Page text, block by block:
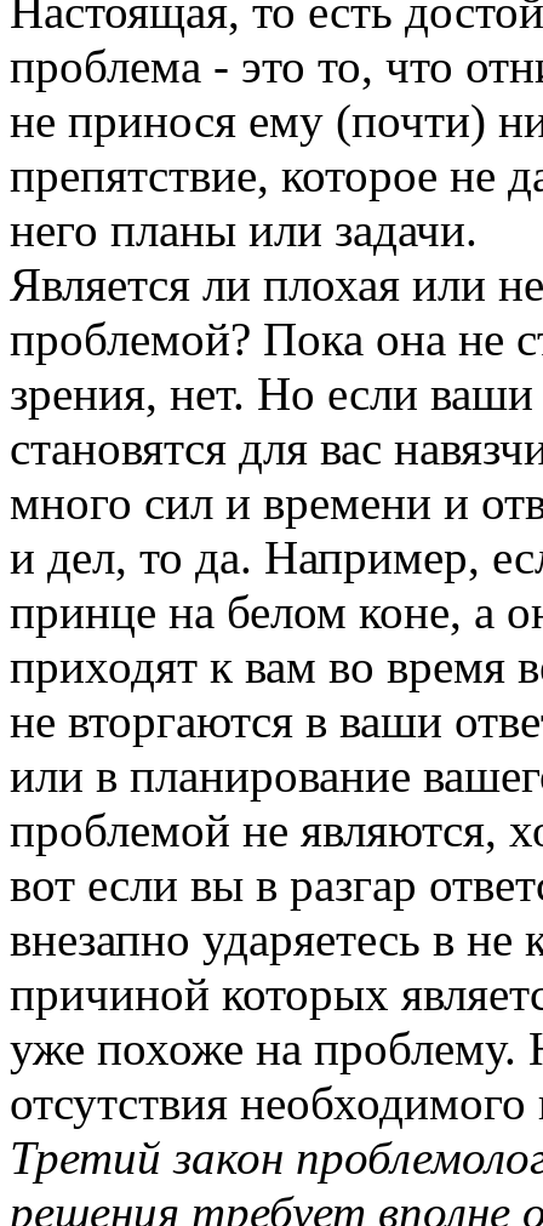
Настоящая, то есть
проблема - это то, что
не принося ему (почти)
препятствие, которое не
него планы или задачи.
Является ли плохая или
проблемой? Пока она не
зрения, нет. Но если
становятся для вас
много сил и времени и
и дел, то да. Например,
принце на белом коне, а
приходят к вам во время
не вторгаются в ваши
или в планирование
проблемой не являются,
вот если вы в разгар
внезапно ударяетесь в
причиной которых
уже похоже на проблему.
отсутствия
Третий закон
решения требует вполне